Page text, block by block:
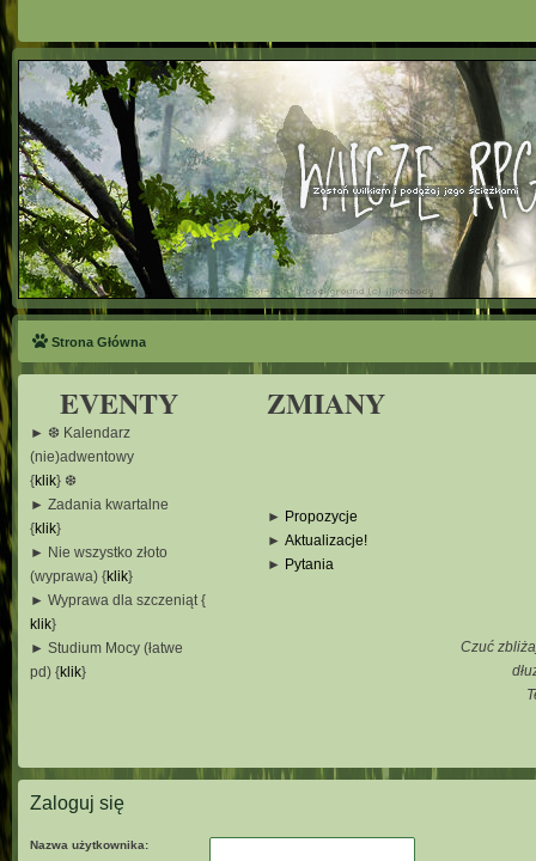
Strona Główna
EVENTY ZMIANY
► ❆ Kalendarz
(nie)adwentowy
{klik} ❆
► Zadania kwartalne
{klik}
► Nie wszystko złoto
(wyprawa) {klik}
► Wyprawa dla szczeniąt {
klik}
► Studium Mocy (łatwe
pd) {klik}
► Propozycje
► Aktualizacje!
► Pytania
Czuć
Zaloguj się
Nazwa użytkownika: